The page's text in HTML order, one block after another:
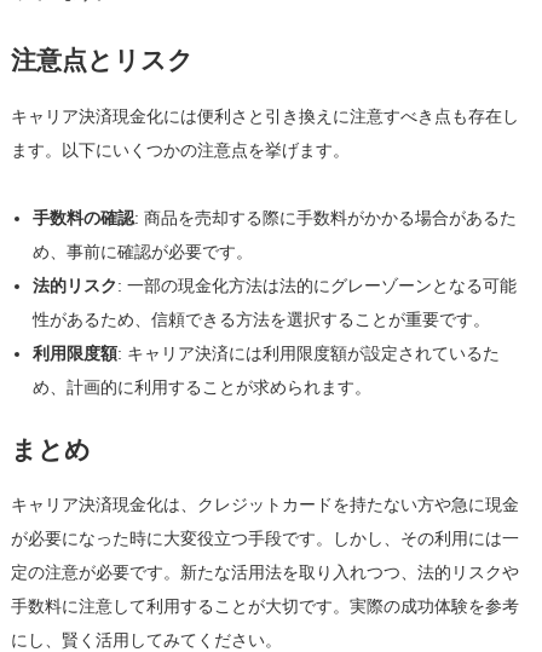
注意点とリスク
キャリア決済現金化には便利さと引き換えに注意すべき点も存在し
ます。以下にいくつかの注意点を挙げます。
手数料の確認: 商品を売却する際に手数料がかかる場合があるた
め、事前に確認が必要です。
法的リスク: 一部の現金化方法は法的にグレーゾーンとなる可能
性があるため、信頼できる方法を選択することが重要です。
利用限度額: キャリア決済には利用限度額が設定されているた
め、計画的に利用することが求められます。
まとめ
キャリア決済現金化は、クレジットカードを持たない方や急に現金
が必要になった時に大変役立つ手段です。しかし、その利用には一
定の注意が必要です。新たな活用法を取り入れつつ、法的リスクや
手数料に注意して利用することが大切です。実際の成功体験を参考
にし、賢く活用してみてください。